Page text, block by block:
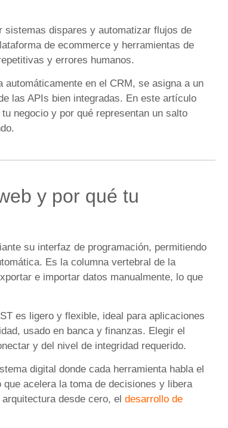
sistemas dispares y automatizar flujos de
de ecommerce y herramientas de
y errores humanos.
automáticamente en el CRM, se asigna a un
las APIs bien integradas. En este artículo
negocio y por qué representan un salto
y por qué tu
su interfaz de programación, permitiendo
Es la columna vertebral de la
e importar datos manualmente, lo que
es ligero y flexible, ideal para aplicaciones
usado en banca y finanzas. Elegir el
y del nivel de integridad requerido.
digital donde cada herramienta habla el
acelera la toma de decisiones y libera
desde cero, el desarrollo de